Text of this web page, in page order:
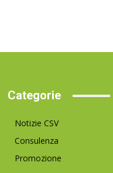
Categorie
Notizie CSV
Consulenza
Promozione